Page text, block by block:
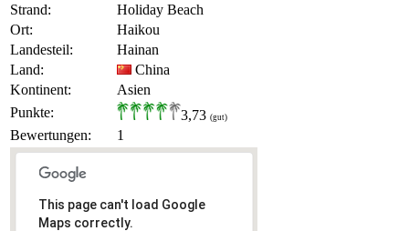
Strand:
Holiday Beach
Ort:
Haikou
Landesteil:
Hainan
Land:
China
Kontinent:
Asien
Punkte:
3,73 (gut)
Bewertungen: 1
This page can't load Google
Maps correctly.